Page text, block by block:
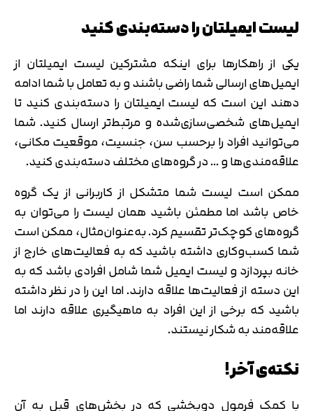
لیست ایمیلتان را دسته‌بندی کنید
یکی از راهکارها برای اینکه مشترکین لیست ایمیلتان از
ایمیل‌های ارسالی شما راضی باشند و به تعامل با شما ادامه
دهند این است که لیست ایمیلتان را دسته‌بندی کنید تا
ایمیل‌های شخصی‌سازی‌شده و مرتبط‌تر ارسال کنید. شما
می‌توانید افراد را برحسب سن، جنسیت، موقعیت مکانی،
علاقه‌مندی‌ها و … در گروه‌های مختلف دسته‌بندی کنید.
ممکن است لیست شما متشکل از کاربرانی از یک گروه
خاص باشد اما مطمئن باشید همان لیست را می‌توان به
گروه‌های کوچک‌تر تقسیم کرد. به‌عنوان‌مثال، ممکن است
شما کسب‌وکاری داشته باشید که به فعالیت‌های خارج از
خانه بپردازد و لیست ایمیل شما شامل افرادی باشد که به
این دسته از فعالیت‌ها علاقه دارند. اما این را در نظر داشته
باشید که برخی از این افراد به ماهیگیری علاقه دارند اما
علاقه‌مند به شکار نیستند.
نکته‌ی آخر!
با کمک فرمول دوبخشی که در بخش‌های قبل به آن